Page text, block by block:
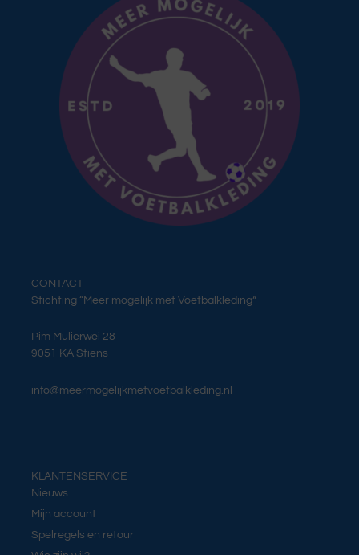
CONTACT
Stichting “Meer mogelijk met Voetbalkleding”
Pim Mulierwei 28
9051 KA Stiens
info@meermogelijkmetvoetbalkleding.nl
KLANTENSERVICE
Nieuws
Mijn account
Spelregels en retour